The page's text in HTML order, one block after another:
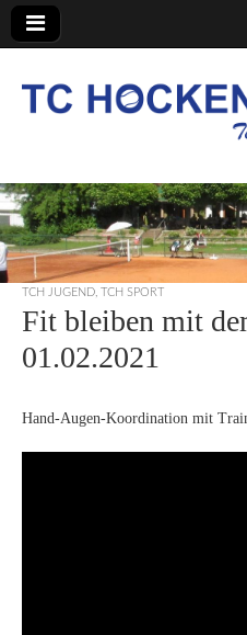
TC
TCH JUGEND TCH SPORT
Fit bleiben mit
01.02.2021
Hand-Augen-Koordination mit